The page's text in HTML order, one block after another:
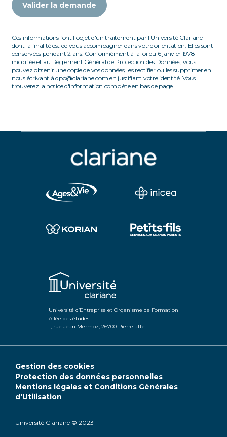
Valider la demande
Ces informations font l'objet d'un traitement par l'Université Clariane
dont la finalité est de vous accompagner dans votre orientation. Elles sont
conservées pendant 2 ans. Conformément à la loi du 6 janvier 1978
modifiée et au Règlement Général de Protection des Données, vous
pouvez obtenir une copie de vos données, les rectifier ou les supprimer en
nous écrivant à dpo@clariane.com en justifiant votre identité. Vous
trouverez la notice d'information complète en bas de page.
Université d’Entreprise et Organisme de Formation
Allée des études
1, rue Jean Mermoz, 26700 Pierrelatte
Université Clariane © 2023
Gestion des cookies
Protection des données personnelles
Mentions légales et Conditions Générales
d'Utilisation